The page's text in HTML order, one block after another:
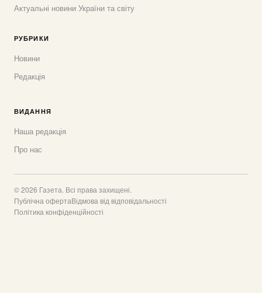
Актуальні новини України та світу
РУБРИКИ
Новини
Редакція
ВИДАННЯ
Наша редакція
Про нас
© 2026 Газета. Всі права захищені.
Публічна офертаВідмова від відповідальності
Політика конфіденційності